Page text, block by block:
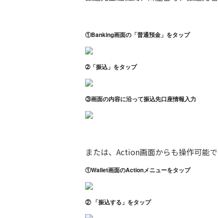
①Banking画面の「普通預金」をタップ
➁「振込」をタップ
③画面の内容に沿って振込先口座情報入力
または、Action画面からも操作可能
①Wallet画面のActionメニューをタップ
② 「振込する」をタップ